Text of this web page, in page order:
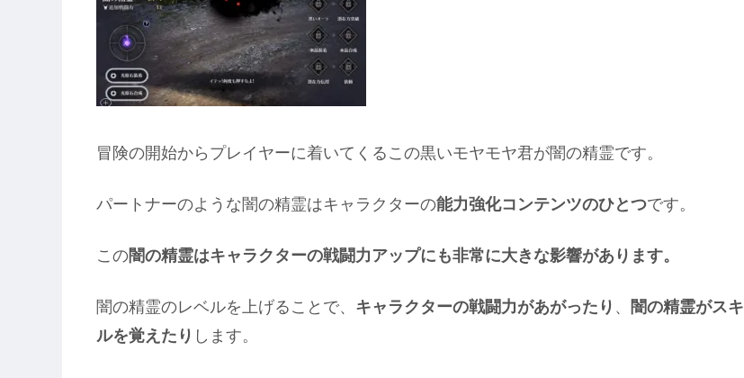
冒険の開始からプレイヤーに着いてくるこの黒いモヤモヤ君が闇の精霊です。
パートナーのような闇の精霊はキャラクターの能力強化コンテンツのひとつです。
この闇の精霊はキャラクターの戦闘力アップにも非常に大きな影響があります。
闇の精霊のレベルを上げることで、 キャラクターの戦闘力があがったり 、 闇の精霊がスキ
ルを覚えたり します。